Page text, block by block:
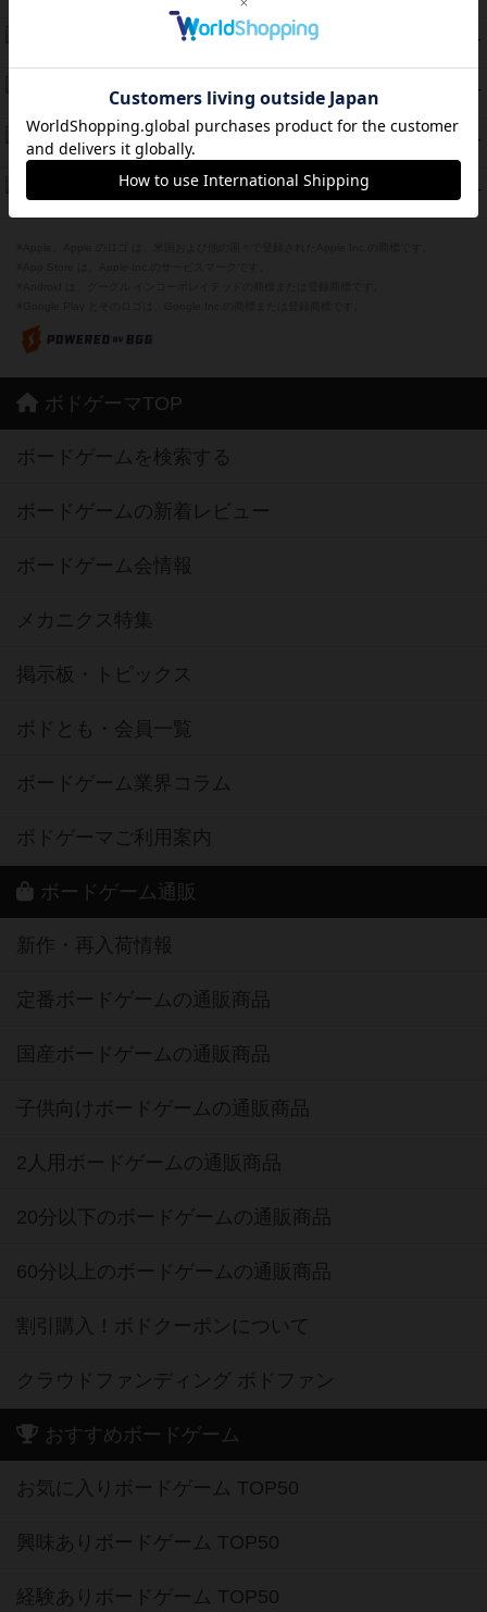
PT
PT
紹介文あり 1件の投稿
PT
Bitter End ブタペスト救出作戦
紹介文なし 1件の投稿
42 PT
ドコジャン
紹介文あり 10件の投稿
ボドゲーマTOP
ボードゲームを検索する
ボードゲームの新着レビュー
ボードゲーム会情報
メカニクス特集
掲示板・トピックス
ボドとも・会員一覧
ボードゲーム業界コラム
ボドゲーマご利用案内
ボードゲーム通販
新作・再入荷情報
定番ボードゲームの通販商品
国産ボードゲームの通販商品
子供向けボードゲームの通販商品
2人用ボードゲームの通販商品
20分以下のボードゲームの通販商品
60分以上のボードゲームの通販商品
割引購入！ボドクーポンについて
クラウドファンディング ボドファン
おすすめボードゲーム
お気に入りボードゲーム TOP50
興味ありボードゲーム TOP50
経験ありボードゲーム TOP50